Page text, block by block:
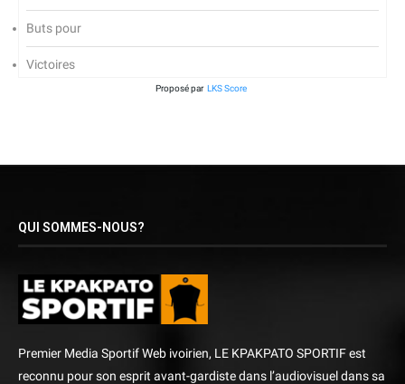
Buts pour
Victoires
Proposé par LKS Score
QUI SOMMES-NOUS?
Premier Media Sportif Web ivoirien, LE KPAKPATO SPORTIF est
reconnu pour son esprit avant-gardiste dans l’audiovisuel dans sa